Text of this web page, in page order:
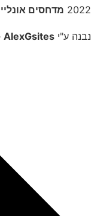
נבנה ע"י AlexGsites - בניית אתרים
2022 מדחסים